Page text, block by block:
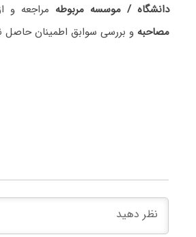
دانشگاه / موسسه مربوطه مراجعه و
مصاحبه و بررسی سوابق اطمینان حاصل